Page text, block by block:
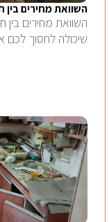
השוואת מחירים בין
השוואת מחירים בין
שיכולה לחסוך לכם